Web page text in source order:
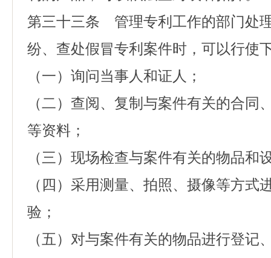
第三十三条 管理专利工作的部门处
纷、查处假冒专利案件时，可以行使
（一）询问当事人和证人；
（二）查阅、复制与案件有关的合同
等资料；
（三）现场检查与案件有关的物品和
（四）采用测量、拍照、摄像等方式
验；
（五）对与案件有关的物品进行登记